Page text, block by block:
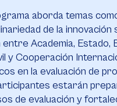
aborda temas
de la innovación
Academia, Estado,
y Cooperación
en la evaluación de
estarán
de evaluación y